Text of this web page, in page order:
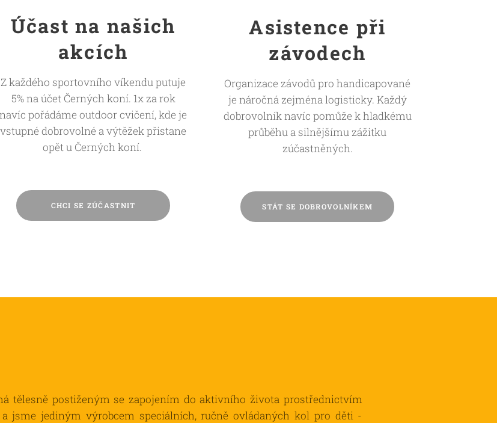
Účast na našich
akcích
Z každého sportovního víkendu putuje
5% na účet Černých koní. 1x za rok
navíc pořádáme outdoor cvičení, kde je
vstupné dobrovolné a výtěžek přistane
opět u Černých koní.
CHCI SE ZÚČASTNIT
Asistence při
závodech
Organizace závodů pro handicapované
je náročná zejména logisticky. Každý
dobrovolník navíc pomůže k hladkému
průběhu a silnějšímu zážitku
zúčastněných.
STÁT SE DOBROVOLNÍKEM
tělesně postiženým se zapojením do aktivního života prostřednictvím
jsme jediným výrobcem speciálních, ručně ovládaných kol pro děti -